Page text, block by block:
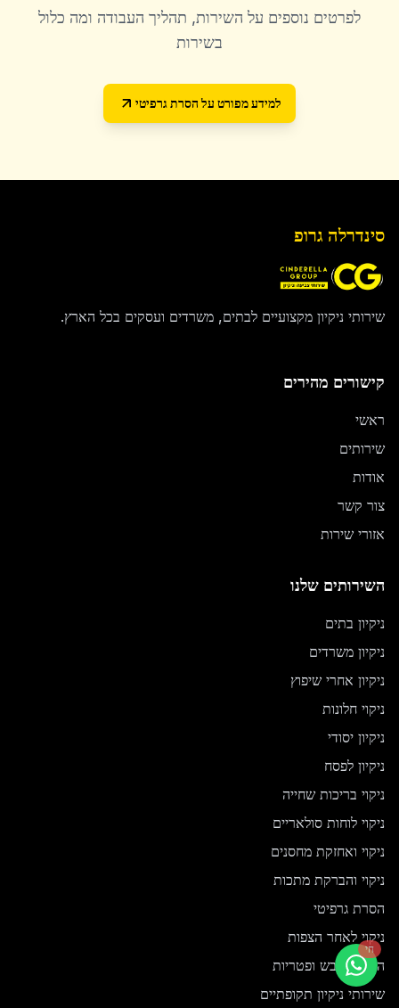
לפרטים נוספים על השירות, תהליך העבודה ומה כלול
בשירות
למידע מפורט על הסרת גרפיטי
סינדרלה גרופ
שירותי ניקיון מקצועיים לבתים, משרדים ועסקים בכל הארץ.
קישורים מהירים
ראשי
שירותים
אודות
צור קשר
אזורי שירות
השירותים שלנו
ניקיון בתים
ניקיון משרדים
ניקיון אחרי שיפוץ
ניקוי חלונות
ניקיון יסודי
ניקיון לפסח
ניקוי בריכות שחייה
ניקוי לוחות סולאריים
ניקוי ואחזקת מחסנים
ניקוי והברקת מתכות
הסרת גרפיטי
ניקוי לאחר הצפות
הסרת עובש ופטריות
שירותי ניקיון תקופתיים
חי